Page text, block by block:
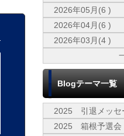
2026年05月(6 )
2026年04月(6 )
2026年03月(4 )
Blogテーマ一覧
2025 引退メッセ
2025 箱根予選会